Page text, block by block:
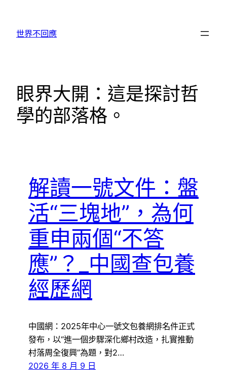
世界不回應
眼界大開：這是探討哲
學的部落格。
解讀一號文件：盤
活“三塊地”，為何
重申兩個“不答
應”？_中國查包養
經歷網
中國網：2025年中心一號文包養網排名件正式
發布，以“進一個步驟深化鄉村改造，扎實推動
村落周全復興”為題，對2…
2026 年 8 月 9 日